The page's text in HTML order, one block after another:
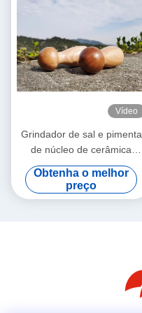
Vídeo
Grindador de sal e pimenta
de núcleo de cerâmica
ajustável
Obtenha o melhor
preço